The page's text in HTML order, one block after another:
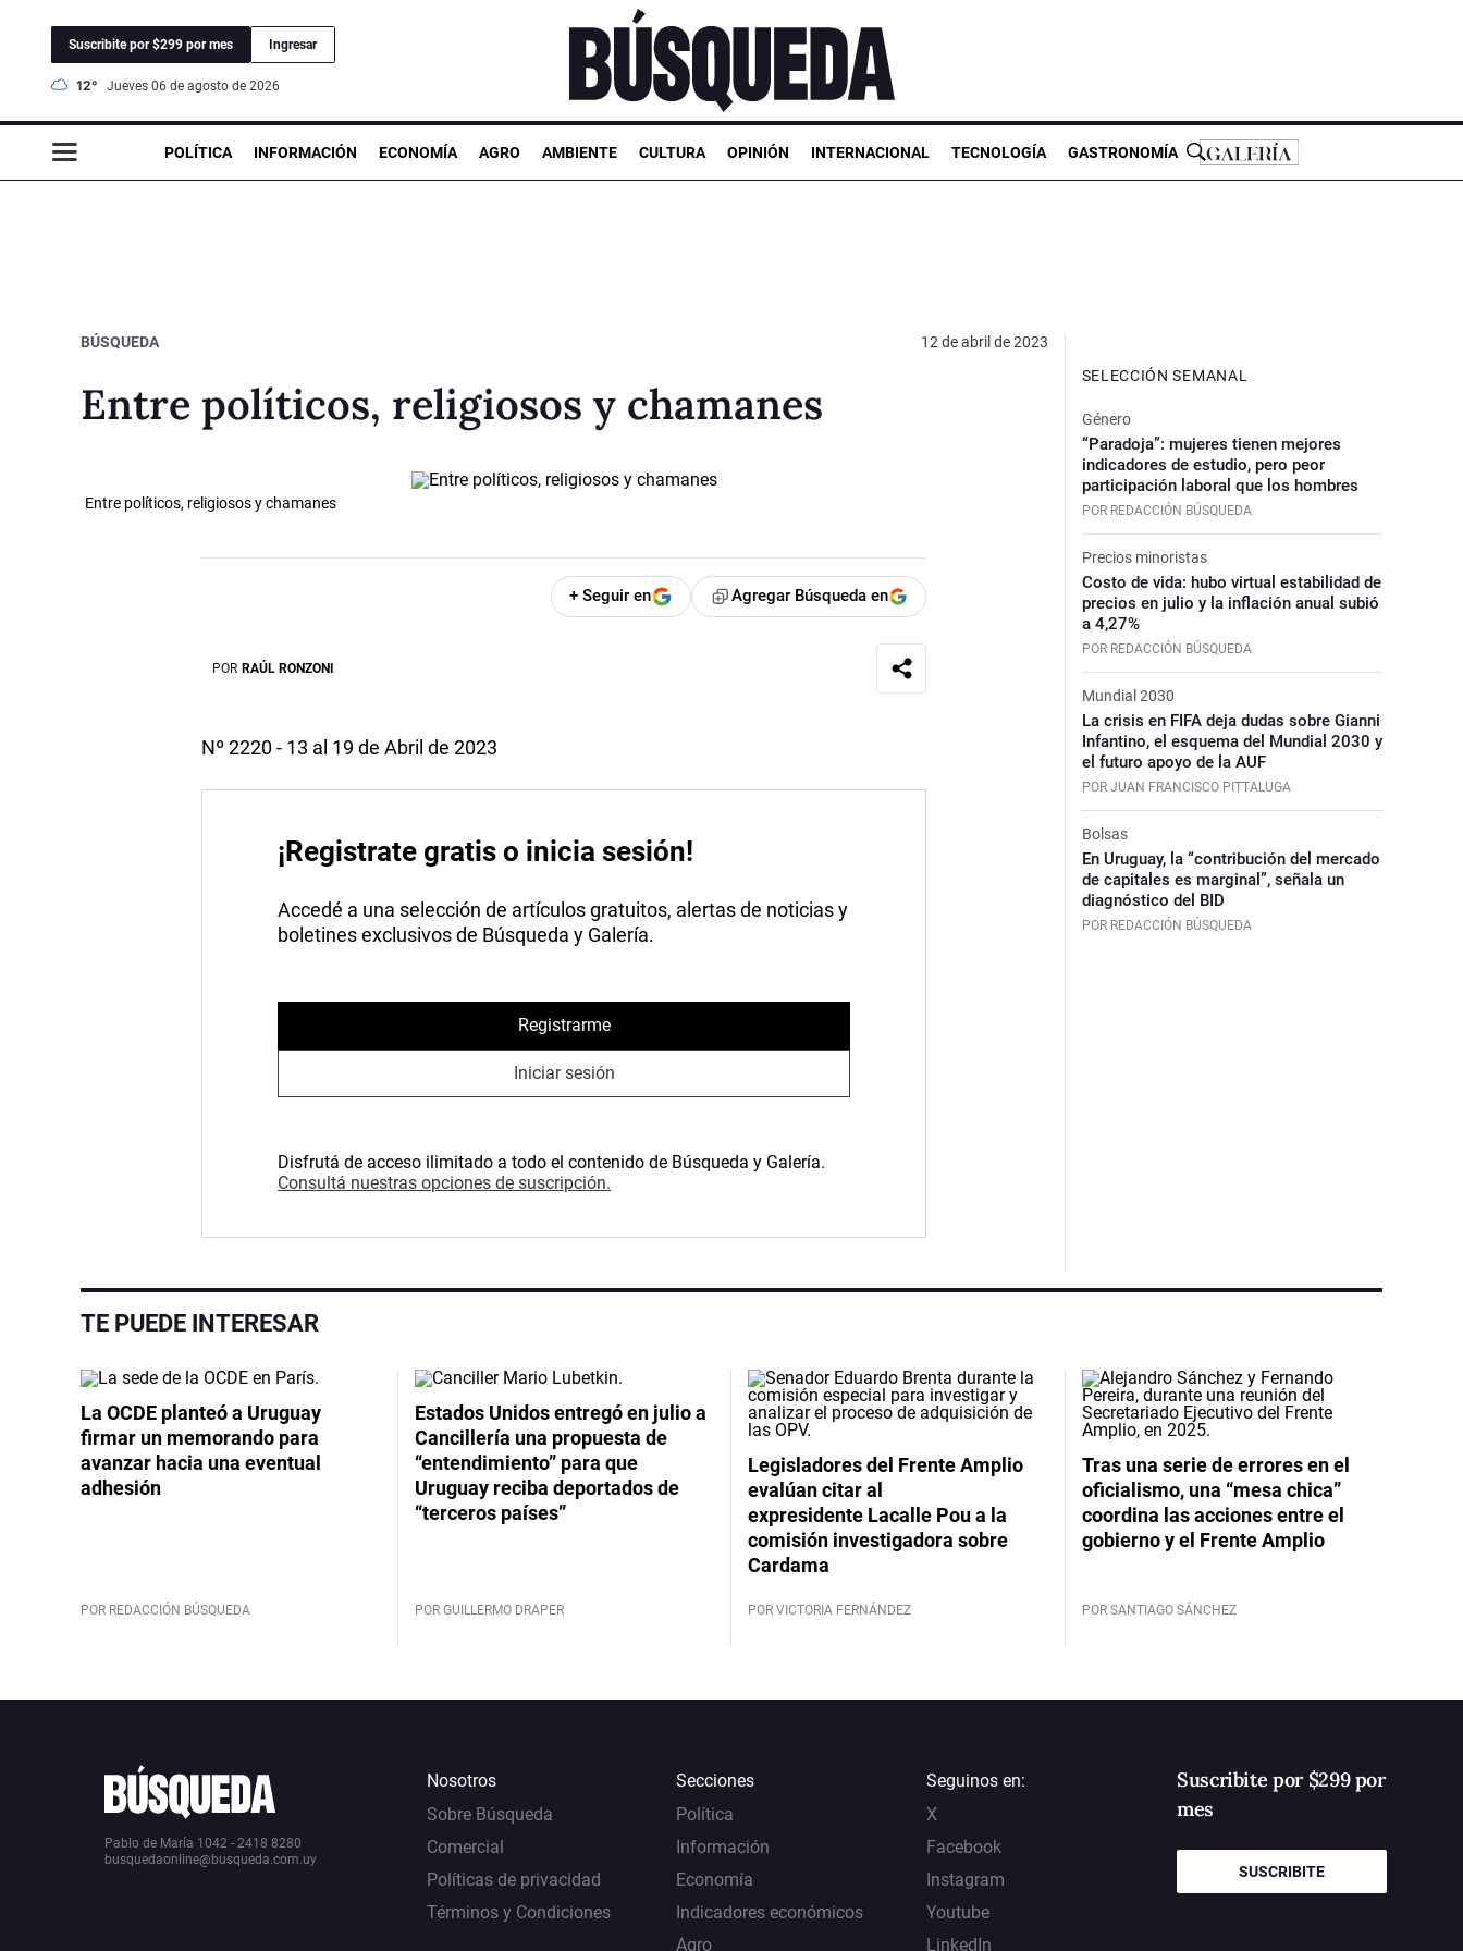
Suscribite por $299 por mes Ingresar
12° jueves 06 de agosto de 2026
POLÍTICA INFORMACIÓN ECONOMÍA AGRO AMBIENTE CULTURA OPINIÓN INTERNACIONAL TECNOLOGÍA GASTRONOMÍA
BÚSQUEDA 12 de abril de 2023
Entre políticos, religiosos y chamanes
Entre políticos, religiosos y chamanes
+ Seguir en Agregar Búsqueda en
POR RAÚL RONZONI
Nº 2220 - 13 al 19 de Abril de 2023
¡Registrate gratis o inicia sesión!
Accedé a una selección de artículos gratuitos, alertas de noticias y
boletines exclusivos de Búsqueda y Galería.
Registrarme
Iniciar sesión
Disfrutá de acceso ilimitado a todo el contenido de Búsqueda y Galería.
Consultá nuestras opciones de suscripción.
SELECCIÓN SEMANAL
Género
“Paradoja”: mujeres tienen mejores
indicadores de estudio, pero peor
participación laboral que los hombres
POR REDACCIÓN BÚSQUEDA
Precios minoristas
Costo de vida: hubo virtual estabilidad de
precios en julio y la inflación anual subió
a 4,27%
POR REDACCIÓN BÚSQUEDA
Mundial 2030
La crisis en FIFA deja dudas sobre Gianni
Infantino, el esquema del Mundial 2030 y
el futuro apoyo de la AUF
POR JUAN FRANCISCO PITTALUGA
Bolsas
En Uruguay, la “contribución del mercado
de capitales es marginal”, señala un
diagnóstico del BID
POR REDACCIÓN BÚSQUEDA
TE PUEDE INTERESAR
La OCDE planteó a Uruguay
firmar un memorando para
avanzar hacia una eventual
adhesión
POR REDACCIÓN BÚSQUEDA
Estados Unidos entregó en julio a
Cancillería una propuesta de
“entendimiento” para que
Uruguay reciba deportados de
“terceros países”
POR GUILLERMO DRAPER
Legisladores del Frente Amplio
evalúan citar al
expresidente Lacalle Pou a la
comisión investigadora sobre
Cardama
POR VICTORIA FERNÁNDEZ
Tras una serie de errores en el
oficialismo, una “mesa chica”
coordina las acciones entre el
gobierno y el Frente Amplio
POR SANTIAGO SÁNCHEZ
Pablo de María 1042 - 2418 8280
busquedaonline@busqueda.com.uy
Nosotros
Sobre Búsqueda
Comercial
Políticas de privacidad
Términos y Condiciones
Secciones
Política
Información
Economía
Indicadores económicos
Agro
Seguinos en:
X
Facebook
Instagram
Youtube
LinkedIn
Suscribite por $299 por
mes
SUSCRIBITE